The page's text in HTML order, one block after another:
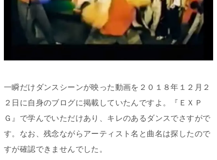
一瞬だけダンスシーンが映った動画を２０１８年１２月２
２日に自身のブログに掲載していたんですよ。『ＥＸＰ
Ｇ』で学んでいただけあり、キレのあるダンスでさすがで
す。なお、残念ながらアーティスト名と曲名は探したので
すが確認できませんでした。